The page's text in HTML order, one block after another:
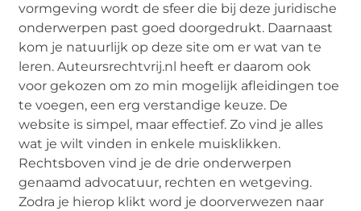
vormgeving wordt de sfeer die bij deze juridische
onderwerpen past goed doorgedrukt. Daarnaast
kom je natuurlijk op deze site om er wat van te
leren. Auteursrechtvrij.nl heeft er daarom ook
voor gekozen om zo min mogelijk afleidingen toe
te voegen, een erg verstandige keuze. De
website is simpel, maar effectief. Zo vind je alles
wat je wilt vinden in enkele muisklikken.
Rechtsboven vind je de drie onderwerpen
genaamd advocatuur, rechten en wetgeving.
Zodra je hierop klikt word je doorverwezen naar